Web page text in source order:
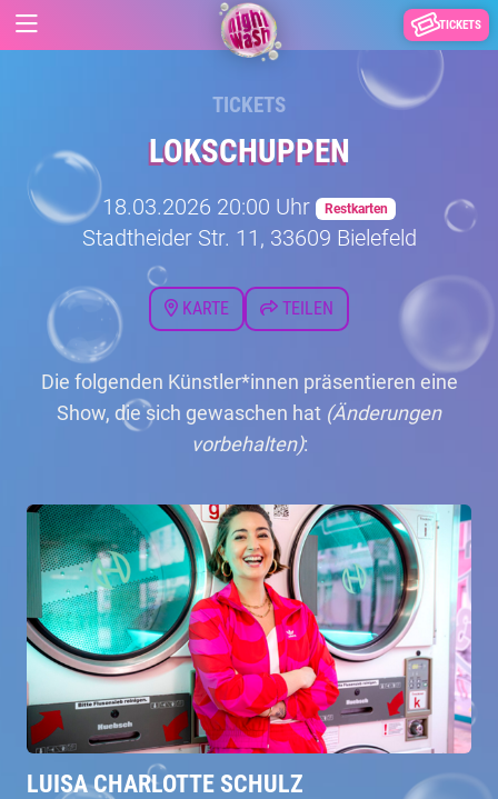
TICKETS
TICKETS
LOKSCHUPPEN
18.03.2026 20:00 Uhr Restkarten
Stadtheider Str. 11, 33609 Bielefeld
KARTE TEILEN
Die folgenden Künstler*innen präsentieren eine
Show, die sich gewaschen hat (Änderungen
vorbehalten):
LUISA CHARLOTTE SCHULZ